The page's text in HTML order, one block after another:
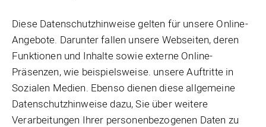
Diese Datenschutzhinweise gelten für unsere Online-
Angebote. Darunter fallen unsere Webseiten, deren
Funktionen und Inhalte sowie externe Online-
Präsenzen, wie beispielsweise. unsere Auftritte in
Sozialen Medien. Ebenso dienen diese allgemeine
Datenschutzhinweise dazu, Sie über weitere
Verarbeitungen Ihrer personenbezogenen Daten zu